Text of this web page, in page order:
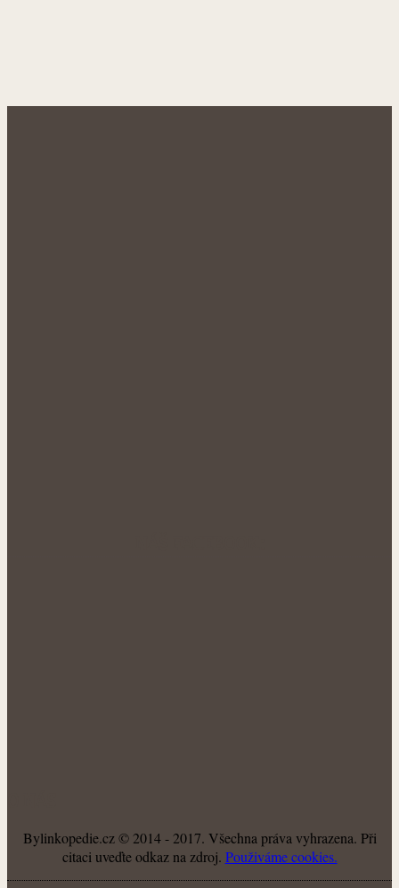
Bylinkopedie.cz © 2014 - 2017. Všechna práva vyhrazena. Při
citaci uveďte odkaz na zdroj. Použiváme cookies.